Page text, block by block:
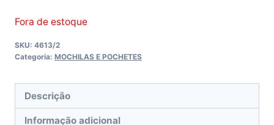
Fora de estoque
SKU: 4613/2
Categoria: MOCHILAS E POCHETES
Descrição
Informação adicional